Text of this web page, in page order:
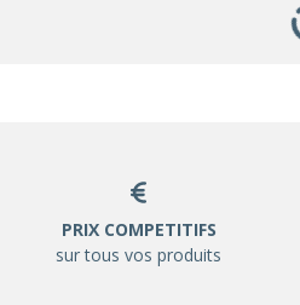
PRIX COMPETITIFS
sur tous vos produits